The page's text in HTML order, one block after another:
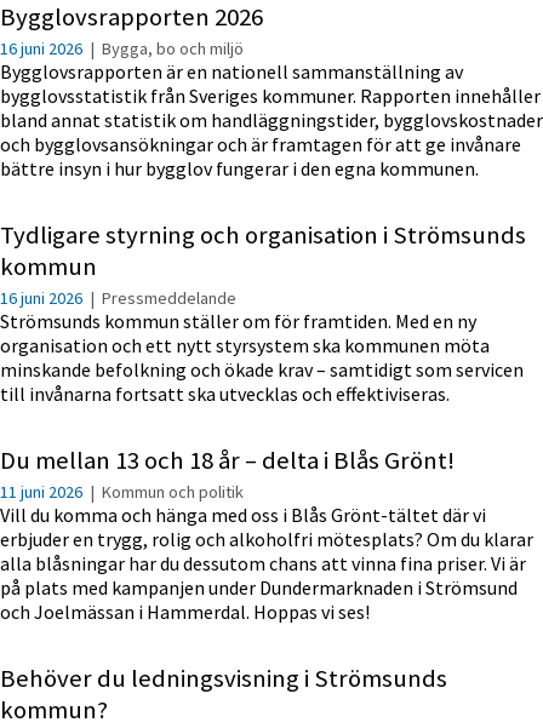
Bygglovsrapporten 2026
16 juni 2026 | Bygga, bo och miljö
Bygglovsrapporten är en nationell sammanställning av
bygglovsstatistik från Sveriges kommuner. Rapporten innehåller
bland annat statistik om handläggningstider, bygglovskostnader
och bygglovsansökningar och är framtagen för att ge invånare
bättre insyn i hur bygglov fungerar i den egna kommunen.
Tydligare styrning och organisation i Strömsunds
kommun
16 juni 2026 | Pressmeddelande
Strömsunds kommun ställer om för framtiden. Med en ny
organisation och ett nytt styrsystem ska kommunen möta
minskande befolkning och ökade krav – samtidigt som servicen
till invånarna fortsatt ska utvecklas och effektiviseras.
Du mellan 13 och 18 år – delta i Blås Grönt!
11 juni 2026 | Kommun och politik
Vill du komma och hänga med oss i Blås Grönt-tältet där vi
erbjuder en trygg, rolig och alkoholfri mötesplats? Om du klarar
alla blåsningar har du dessutom chans att vinna fina priser. Vi är
på plats med kampanjen under Dundermarknaden i Strömsund
och Joelmässan i Hammerdal. Hoppas vi ses!
Behöver du ledningsvisning i Strömsunds
kommun?